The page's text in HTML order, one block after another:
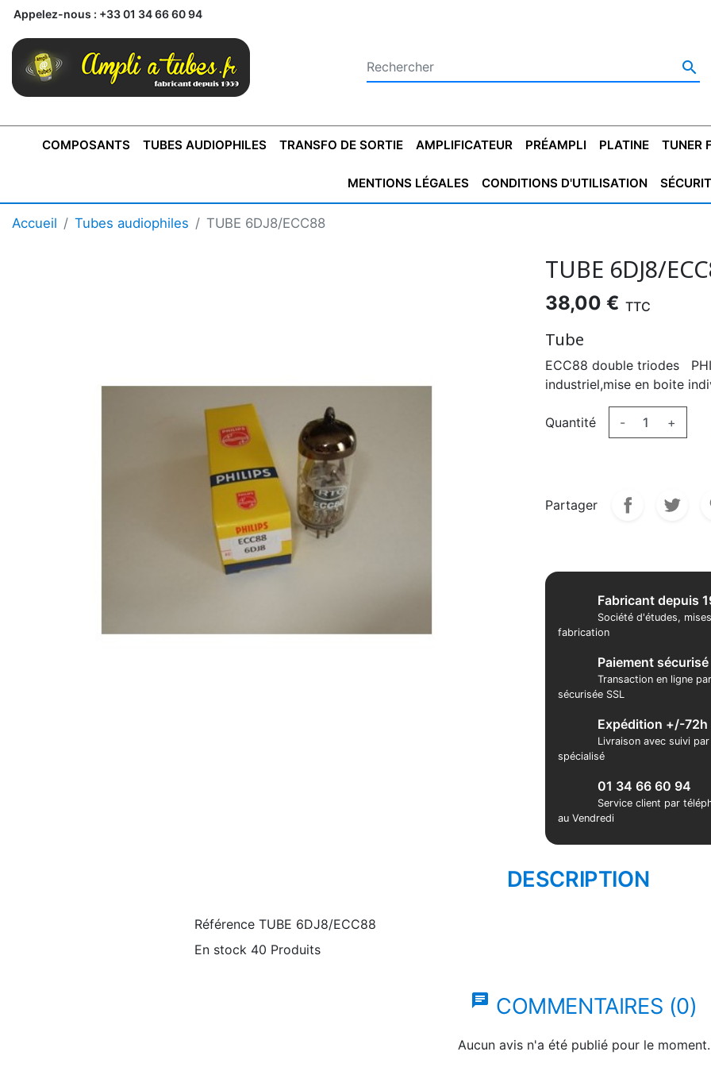
Appelez-nous : +33 01 34 66 60 94

COMPOSANTS
BONTONS
AXE 4MM
BONTONS
COFFRET
POUR
COFFRET
CONDENSATEUR
TUBES AUDIOPHILES TRANSFO DE SORTIE
TRANSFORMATEUR DE SORTIE DE
CLASSE "A" SINGLE
TRANSFORMATEUR DE SORTIE
TYPE PUSH PULL
AMPLIFICATEUR
AMPLI MONO AMPLI STÉRÉO
PRÉAMPLI PLATINE TUNER
AMPLIFICATEURS LECTEURS CD PRÉAMPLI AVEC TUNER
SUPRAVOX FERTIN
MENTIONS LÉGALES CONDITIONS D'UTILISATION
Accueil Tubes audiophiles TUBE 6DJ8/ECC88
TUBE 6DJ8/
38,00 € TTC
Tube
ECC88 double triodes
industriel,mise en boite
Quantité - +
Partager
Fabricant depuis
Société d'études,
fabrication
Paiement sécurisé
Transaction en ligne
sécurisée SSL
Expédition +/-72h
Livraison avec suivi
spécialisé
01 34 66 60 94
Service client par
au Vendredi
DESCRIPTION
Référence TUBE 6DJ8/ECC88
En stock 40 Produits
chat COMMENTAIRES (0)
Aucun avis n'a été publié pour le moment.